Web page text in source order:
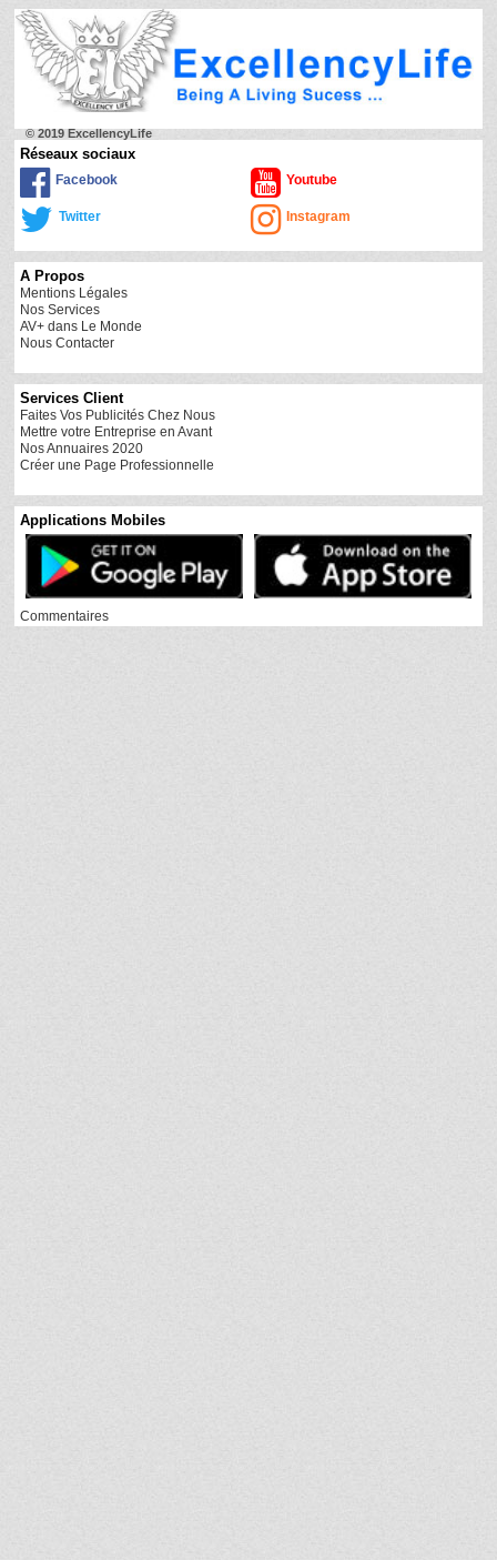
© 2019 ExcellencyLife
Réseaux sociaux
Facebook Youtube
Twitter Instagram
A Propos
Mentions Légales
Nos Services
AV+ dans Le Monde
Nous Contacter
Services Client
Faites Vos Publicités Chez Nous
Mettre votre Entreprise en Avant
Nos Annuaires 2020
Créer une Page Professionnelle
Applications Mobiles
Commentaires